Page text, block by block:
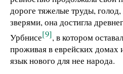
дороге тяжелые труды,
зверями, она достигла
Урбнисе[9], в котором
проживая в еврейских домах
язык нового для нее народа.